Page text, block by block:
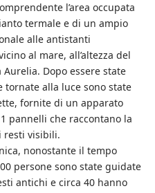
l’area occupata
termale e di un ampio
alle antistanti
al mare, all’altezza del
Aurelia. Dopo essere state
tornate alla luce sono state
fornite di un apparato
pannelli che raccontano la
resti visibili.
nonostante il tempo
persone sono state guidate
antichi e circa 40 hanno